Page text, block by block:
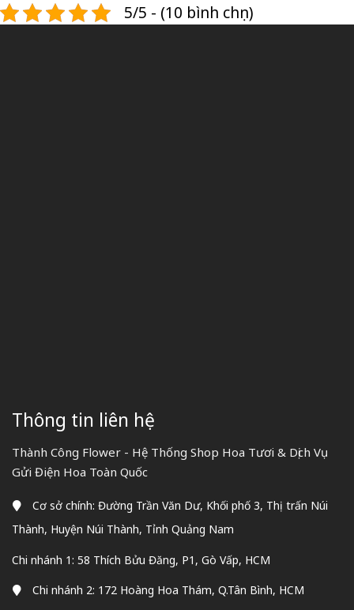
5/5 - (10 bình chọn)
Thông tin liên hệ
Thành Công Flower - Hệ Thống Shop Hoa Tươi & Dịch Vụ
Gửi Điện Hoa Toàn Quốc
Cơ sở chính: Đường Trần Văn Dư, Khối phố 3, Thị trấn Núi
Thành, Huyện Núi Thành, Tỉnh Quảng Nam
Chi nhánh 1: 58 Thích Bửu Đăng, P1, Gò Vấp, HCM
Chi nhánh 2: 172 Hoàng Hoa Thám, Q.Tân Bình, HCM